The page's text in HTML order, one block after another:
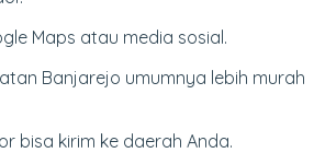
Maps atau media sosial.
Banjarejo umumnya lebih murah
bisa kirim ke daerah Anda.